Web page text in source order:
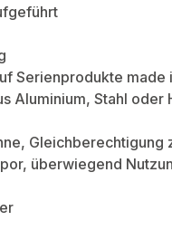
Serienprodukte made
Aluminium, Stahl oder
Gleichberechtigung
überwiegend